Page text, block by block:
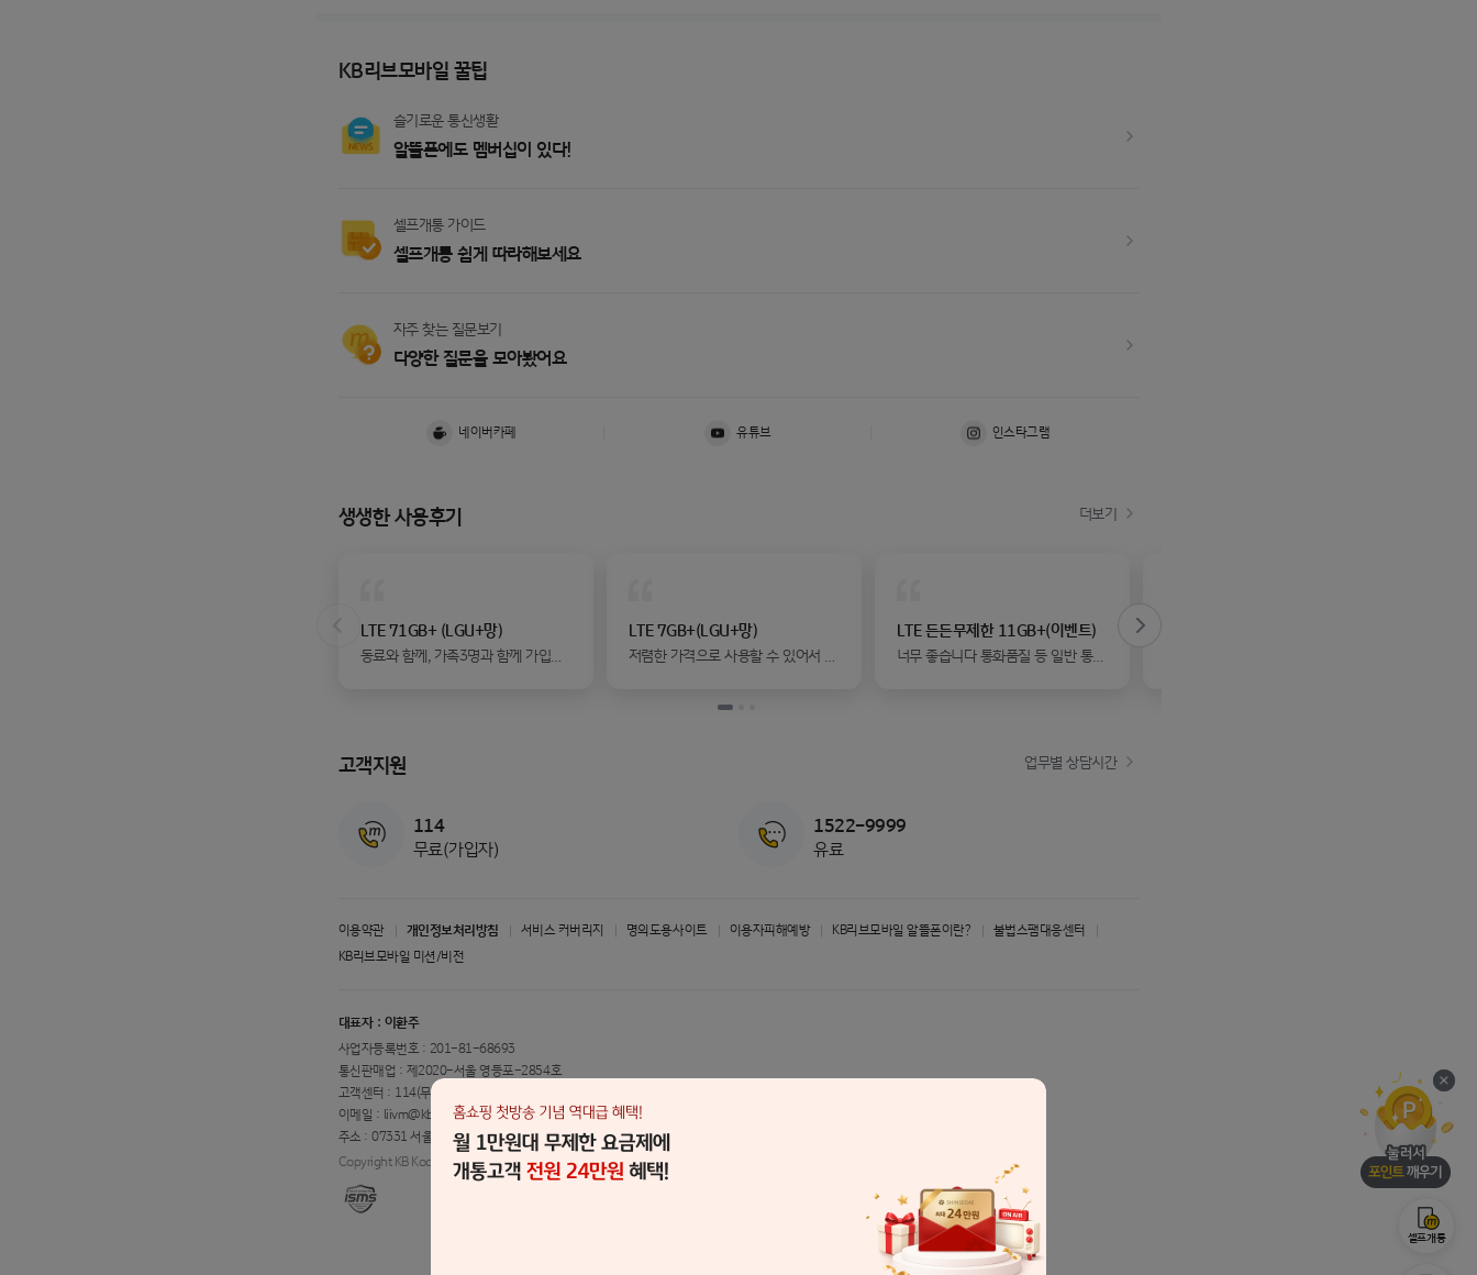
KB리브모바일 꿀팁
슬기로운 통신생활
알뜰폰에도 멤버십이 있다!
셀프개통 가이드
셀프개통 쉽게 따라해보세요
자주 찾는 질문보기
다양한 질문을 모아봤어요
네이버카페 유튜브 인스타그램
생생한 사용후기 더보기
LTE 71GB+ (LGU+망)
동료와 함께, 가족3명과 함께 가입했
LTE 7GB+(LGU+망)
저렴한 가격으로 사용할 수 있어서 너
LTE 든든무제한 11GB+(이벤트)
너무 좋습니다 통화품질 등 일반 통신
1/5
이전 슬라이드 다음 슬라이드
고객지원 업무별 상담시간
114
무료(가입자)
1522-9999
유료
이용약관 개인정보처리방침 서비스 커버리지 명의도용사이트 이용자피해예방 KB리브모바일 알뜰폰이란?
불법스팸대응센터
KB리브모바일 미션/비전
대표자 : 이환주
사업자등록번호 : 201-81-68693
통신판매업 : 제2020-서울 영등포-2854호
고객센터 : 114(무료) 또는 1522-9999(유료)
이메일 : liivm@kbfg.com
주소 : 07331 서울특별시 영등포구 국제금융로 8길 26(여의도동)
Copyright KB Kookmin Bank. All Right Reserved.
용
눌
셀프개통
이벤트